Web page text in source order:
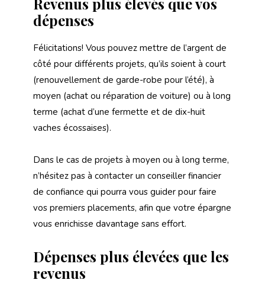
dépenses
Félicitations! Vous pouvez mettre de l’argent de
côté pour différents projets, qu’ils soient à court
(renouvellement de garde-robe pour l’été), à
moyen (achat ou réparation de voiture) ou à long
terme (achat d’une fermette et de dix-huit
vaches écossaises).
Dans le cas de projets à moyen ou à long terme,
n’hésitez pas à contacter un conseiller financier
de confiance qui pourra vous guider pour faire
vos premiers placements, afin que votre épargne
vous enrichisse davantage sans effort.
Dépenses plus élevées que les
revenus